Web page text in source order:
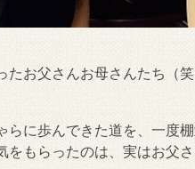
お父さんお母さんたち（笑
らに歩んできた道を、一度
をもらったのは、実はお父